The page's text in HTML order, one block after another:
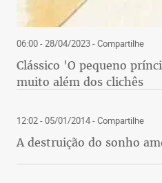
06:00 - 28/04/2023- Compartilhe
Clássico 'O pequeno
muito além dos clichês
12:02 - 05/01/2014- Compartilhe
A destruição do sonho